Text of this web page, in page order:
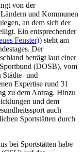
von der
und Kommunen
an dem sich der
Ein entsprechender
Fenster)) steht am
Der
beträgt laut einer
(DOSB), vom
Städte- und
Expertise rund 31
zu dem Antrag. Hinzu
und dem
auch
Sportstätten durch
bei Sportstätten habe